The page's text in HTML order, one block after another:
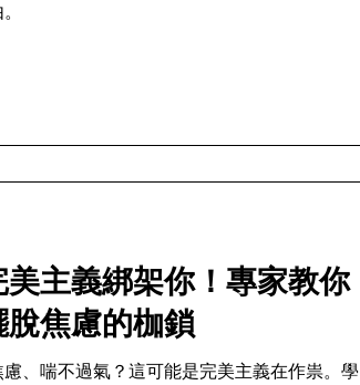
美主義綁架你！專家教你
焦慮的枷鎖
、喘不過氣？這可能是完美主義在作祟。學